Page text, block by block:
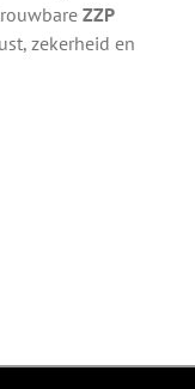
ZZP
zekerheid en